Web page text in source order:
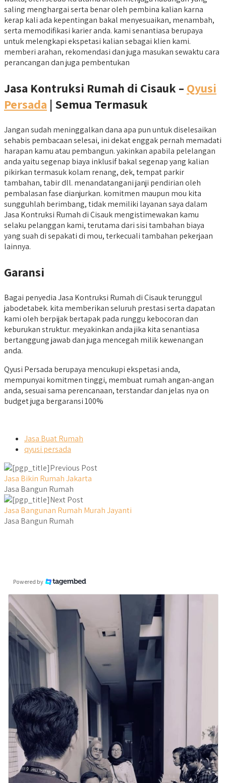
saling menghargai serta benar oleh pembina kalian karna
kerap kali ada kepentingan bakal menyesuaikan, menambah,
serta memodifikasi karier anda. kami senantiasa berupaya
untuk melengkapi ekspetasi kalian sebagai klien kami.
memberi arahan, rekomendasi dan juga masukan sewaktu cara
perancangan dan juga pembentukan
Jasa Kontruksi Rumah di Cisauk – Qyusi
Persada | Semua Termasuk
Jangan sudah meninggalkan dana apa pun untuk diselesaikan
sehabis pembacaan selesai, ini dekat enggak pernah memadati
harapan kamu atau pembangun. yakinkan apabila pelelangan
anda yaitu segenap biaya inklusif bakal segenap yang kalian
pikirkan termasuk kolam renang, dek, tempat parkir
tambahan, tabir dll. menandatangani janji pendirian oleh
pembalasan fase dianjurkan. komitmen maupun mou kita
sungguhlah berimbang, tidak memiliki layanan saya dalam
Jasa Kontruksi Rumah di Cisauk mengistimewakan kamu
selaku pelanggan kami, terutama dari sisi tambahan biaya
yang suah di sepakati di mou, terkecuali tambahan pekerjaan
lainnya.
Garansi
Bagai penyedia Jasa Kontruksi Rumah di Cisauk terunggul
jabodetabek. kita memberikan seluruh prestasi serta dapatan
kami oleh berpijak bertapak pada runggu kebocoran dan
keburukan struktur. meyakinkan anda jika kita senantiasa
bertanggung jawab dan juga mencegah milik kewenangan
anda.
Qyusi Persada berupaya mencukupi ekspetasi anda,
mempunyai komitmen tinggi, membuat rumah angan-angan
anda, sesuai sama perencanaan, terstandar dan jelas nya on
budget juga bergaransi 100%
Jasa Buat Rumah
qyusi persada
Previous Post
Jasa Bikin Rumah Jakarta
Jasa Bangun Rumah
Next Post
Jasa Bangunan Rumah Murah Jayanti
Jasa Bangun Rumah
Powered by